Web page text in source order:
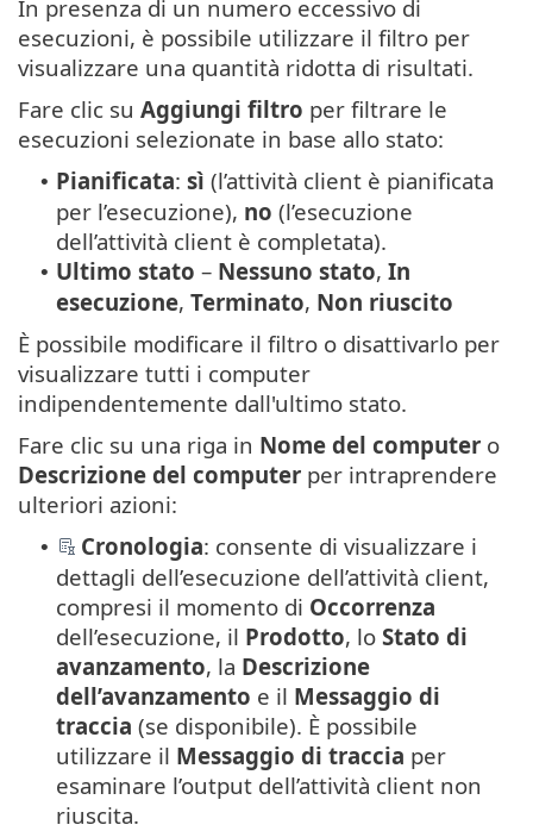
In presenza di un numero eccessivo di
esecuzioni, è possibile utilizzare il filtro per
visualizzare una quantità ridotta di risultati.
Fare clic su Aggiungi filtro per filtrare le
esecuzioni selezionate in base allo stato:
• Pianificata: sì (l’attività client è pianificata
per l’esecuzione), no (l’esecuzione
dell’attività client è completata).
• Ultimo stato – Nessuno stato, In
esecuzione, Terminato, Non riuscito
È possibile modificare il filtro o disattivarlo per
visualizzare tutti i computer
indipendentemente dall'ultimo stato.
Fare clic su una riga in Nome del computer o
Descrizione del computer per intraprendere
ulteriori azioni:
• Cronologia: consente di visualizzare i
dettagli dell’esecuzione dell’attività client,
compresi il momento di Occorrenza
dell’esecuzione, il Prodotto, lo Stato di
avanzamento, la Descrizione
dell’avanzamento e il Messaggio di
traccia (se disponibile). È possibile
utilizzare il Messaggio di traccia per
esaminare l’output dell’attività client non
riuscita.